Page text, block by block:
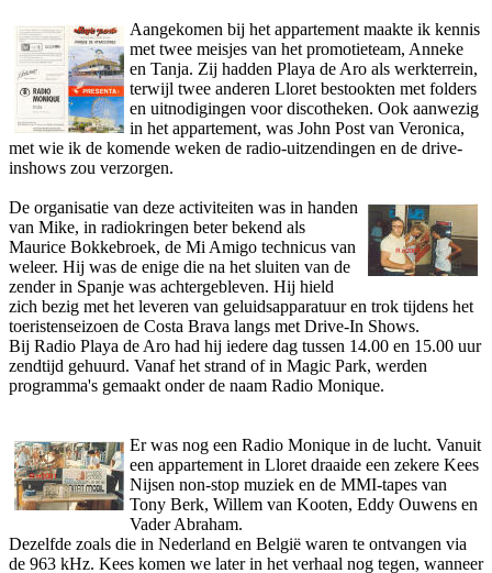
Aangekomen bij het appartement maakte ik kennis
met twee meisjes van het promotieteam, Anneke
en Tanja. Zij hadden Playa de Aro als werkterrein,
terwijl twee anderen Lloret bestookten met folders
en uitnodigingen voor discotheken. Ook aanwezig
in het appartement, was John Post van Veronica,
met wie ik de komende weken de radio-uitzendingen en de drive-
inshows zou verzorgen.
De organisatie van deze activiteiten was in handen
van Mike, in radiokringen beter bekend als
Maurice Bokkebroek, de Mi Amigo technicus van
weleer. Hij was de enige die na het sluiten van de
zender in Spanje was achtergebleven. Hij hield
zich bezig met het leveren van geluidsapparatuur en trok tijdens het
toeristenseizoen de Costa Brava langs met Drive-In Shows.
Bij Radio Playa de Aro had hij iedere dag tussen 14.00 en 15.00 uur
zendtijd gehuurd. Vanaf het strand of in Magic Park, werden
programma's gemaakt o­nder de naam Radio Monique.
Er was nog een Radio Monique in de lucht. Vanuit
een appartement in Lloret draaide een zekere Kees
Nijsen non-stop muziek en de MMI-tapes van
Tony Berk, Willem van Kooten, Eddy Ouwens en
Vader Abraham.
Dezelfde zoals die in Nederland en België waren te o­ntvangen via
de 963 kHz. Kees komen we later in het verhaal nog tegen, wanneer